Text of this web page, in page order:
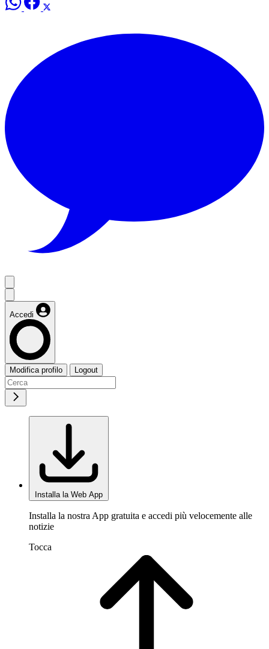
Accedi
Modifica profilo Logout
Installa la Web App
Installa la nostra App gratuita e accedi più velocemente alle
notizie
Tocca